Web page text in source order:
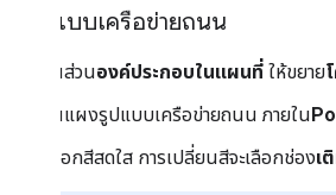
จัดรูปแบบเครือข่ายถนน
ในส่วนองค์ประกอบในแผนที่ ให้ขยาย
ในแผงรูปแบบเครือข่ายถนน ภายใน
เลือกสีสดใส การเปลี่ยนสีจะเลือกช่องเ